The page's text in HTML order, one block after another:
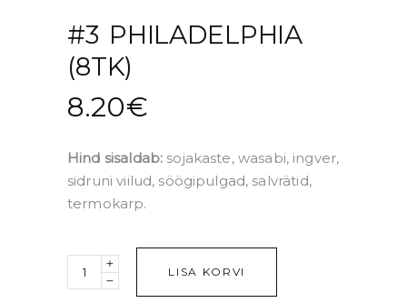
#3 PHILADELPHIA
(8TK)
8.20€
Hind sisaldab: sojakaste, wasabi, ingver,
sidruni viilud, söögipulgad, salvrätid,
termokarp.
Quantity LISA KORVI